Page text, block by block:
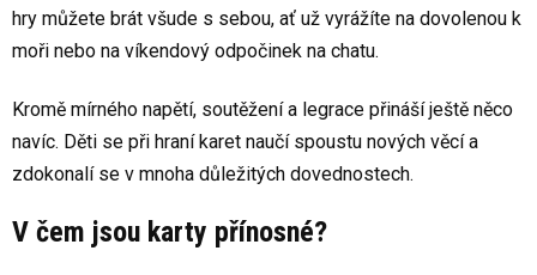
hry můžete brát všude s sebou, ať už vyrážíte na dovolenou k
moři nebo na víkendový odpočinek na chatu.
Kromě mírného napětí, soutěžení a legrace přináší ještě něco
navíc. Děti se při hraní karet naučí spoustu nových věcí a
zdokonalí se v mnoha důležitých dovednostech.
V čem jsou karty přínosné?